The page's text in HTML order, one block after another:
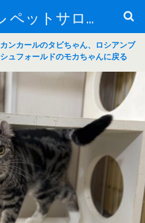
ペットホテル ペットサロン トリミングサロン 東京 ヌーノクラブのブログ
ンカールのタビちゃん、ロシアンブ
ュフォールドのモカちゃんに戻る